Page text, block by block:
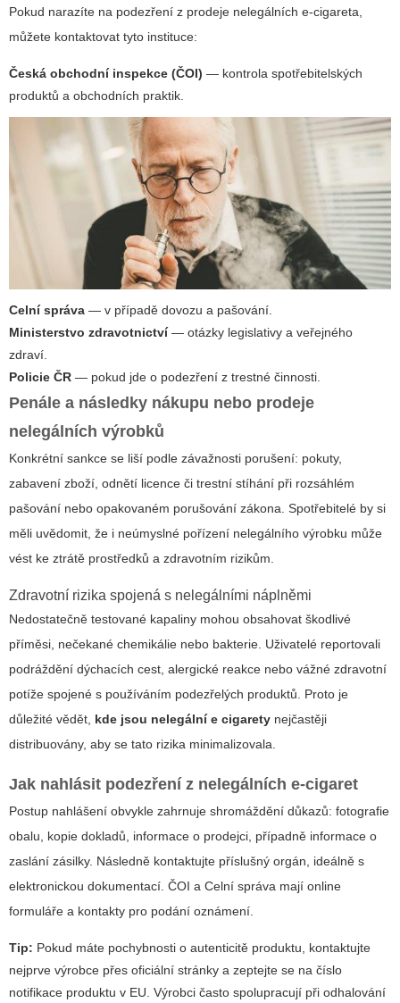
Pokud narazíte na podezření z prodeje nelegálních e‑cigareta,
můžete kontaktovat tyto instituce:
Česká obchodní inspekce (ČOI) — kontrola spotřebitelských
produktů a obchodních praktik.
Celní správa — v případě dovozu a pašování.
Ministerstvo zdravotnictví— otázky legislativy a veřejného
zdraví.
Policie ČR — pokud jde o podezření z trestné činnosti.
Penále a následky nákupu nebo prodeje
nelegálních výrobků
Konkrétní sankce se liší podle závažnosti porušení: pokuty,
zabavení zboží, odnětí licence či trestní stíhání při rozsáhlém
pašování nebo opakovaném porušování zákona. Spotřebitelé by si
měli uvědomit, že i neúmyslné pořízení nelegálního výrobku může
vést ke ztrátě prostředků a zdravotním rizikům.
Zdravotní rizika spojená s nelegálními náplněmi
Nedostatečně testované kapaliny mohou obsahovat škodlivé
příměsi, nečekané chemikálie nebo bakterie. Uživatelé reportovali
podráždění dýchacích cest, alergické reakce nebo vážné zdravotní
potíže spojené s používáním podezřelých produktů. Proto je
důležité vědět, kde jsou nelegální e cigarety nejčastěji
distribuovány, aby se tato rizika minimalizovala.
Jak nahlásit podezření z nelegálních e‑cigaret
Postup nahlášení obvykle zahrnuje shromáždění důkazů: fotografie
obalu, kopie dokladů, informace o prodejci, případně informace o
zaslání zásilky. Následně kontaktujte příslušný orgán, ideálně s
elektronickou dokumentací. ČOI a Celní správa mají online
formuláře a kontakty pro podání oznámení.
Tip: Pokud máte pochybnosti o autenticitě produktu, kontaktujte
nejprve výrobce přes oficiální stránky a zeptejte se na číslo
notifikace produktu v EU. Výrobci často spolupracují při odhalování